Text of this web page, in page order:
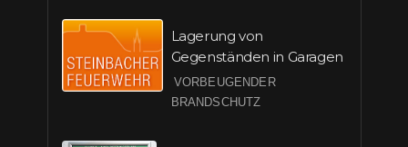
Lagerung von
Gegenständen in Garagen
VORBEUGENDER
BRANDSCHUTZ